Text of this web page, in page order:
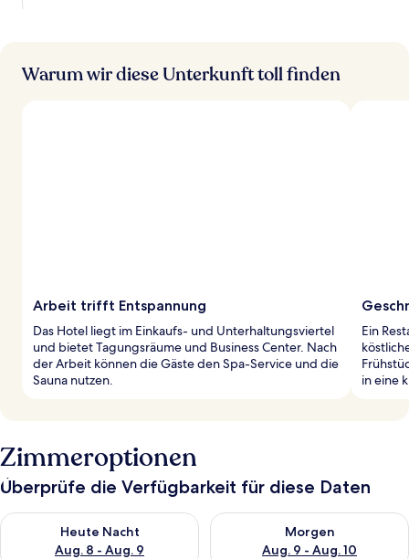
Warum wir diese Unterkunft toll finden
Arbeit trifft Entspannung
Das Hotel liegt im Einkaufs- und Unterhaltungsviertel
und bietet Tagungsräume und Business Center. Nach
der Arbeit können die Gäste den Spa-Service und die
Sauna nutzen.
Ein
in eine
Zimmeroptionen
Überprüfe die Verfügbarkeit für diese Daten
Heute Nacht
Aug. 8 - Aug. 9
Überprüfe die Verfügbarkeit für heute Nacht, Aug. 8 - Aug. 9.
Morgen
Aug. 9 - Aug. 10
Überprüfe die Verfügbarkeit